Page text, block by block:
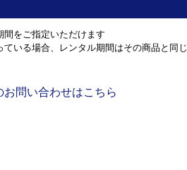
をご指定いただけます
ている場合、レンタル期間はその商品と同じ
お問い合わせはこちら